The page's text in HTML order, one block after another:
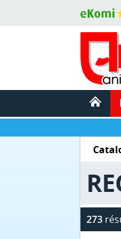
273